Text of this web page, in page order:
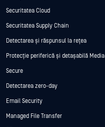
Securitatea Cloud
Securitatea Supply Chain
Detectarea și răspunsul la rețea
Protecție periferică și detașabilă Media
Secure
Detectarea zero-day
Email Security
Managed File Transfer